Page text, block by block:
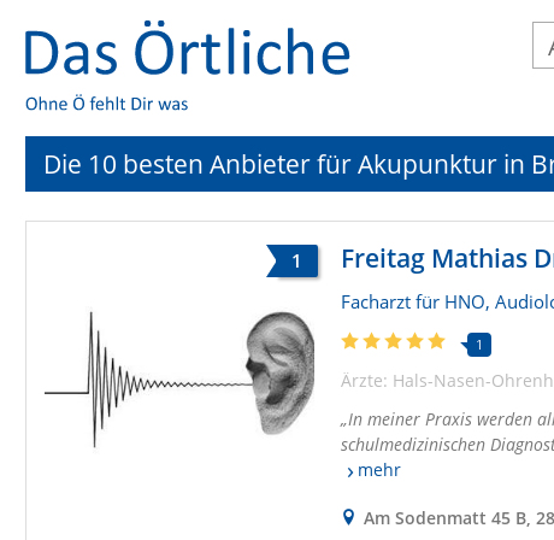
Die 10 besten Anbieter für Akupunktur in
1 Freitag Mathias
Facharzt für HNO,
1
Ärzte: Hals-Nasen-
In meiner Praxis werden
schulmedizinischen
mehr
Am Sodenmatt 45 B,